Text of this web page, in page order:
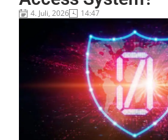
4. Juli, 2026 14:47